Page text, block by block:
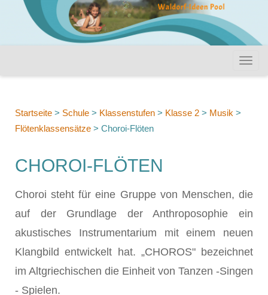
Startseite > Schule > Klassenstufen > Klasse 2 > Musik >
Flötenklassensätze > Choroi-Flöten
CHOROI-FLÖTEN
Choroi steht für eine Gruppe von Menschen, die
auf der Grundlage der Anthroposophie ein
akustisches Instrumentarium mit einem neuen
Klangbild entwickelt hat. „CHOROS" bezeichnet
im Altgriechischen die Einheit von Tanzen -Singen
- Spielen.